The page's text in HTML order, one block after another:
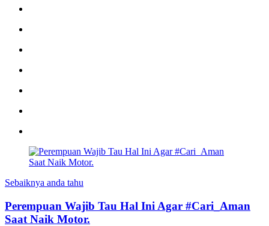
Sebaiknya anda tahu
Perempuan Wajib Tau Hal Ini Agar #Cari_Aman
Saat Naik Motor.